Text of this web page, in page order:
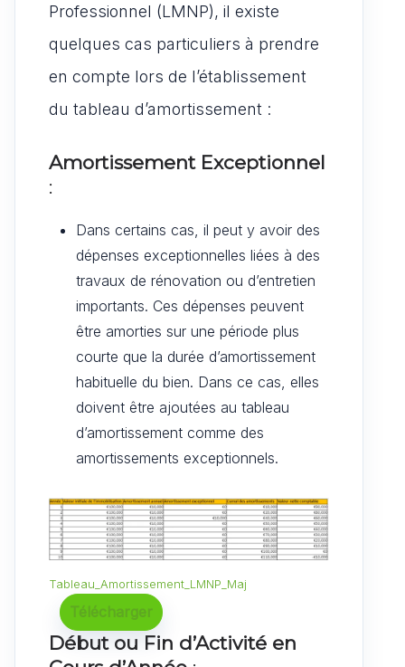
Professionnel (LMNP), il existe
quelques cas particuliers à prendre
en compte lors de l’établissement
du tableau d’amortissement :
Amortissement Exceptionnel
:
Dans certains cas, il peut y avoir des
dépenses exceptionnelles liées à des
travaux de rénovation ou d’entretien
importants. Ces dépenses peuvent
être amorties sur une période plus
courte que la durée d’amortissement
habituelle du bien. Dans ce cas, elles
doivent être ajoutées au tableau
d’amortissement comme des
amortissements exceptionnels.
Tableau_Amortissement_LMNP_Maj
Télécharger
Début ou Fin d’Activité en